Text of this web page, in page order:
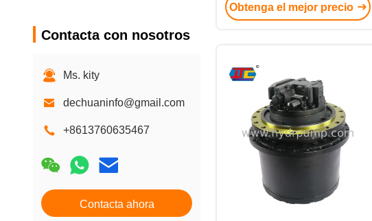
Excavador Electrical Parts
Contacta con nosotros
Ms. kity
dechuaninfo@gmail.com
+8613760635467
Contacta ahora
Obtenga el mejor precio